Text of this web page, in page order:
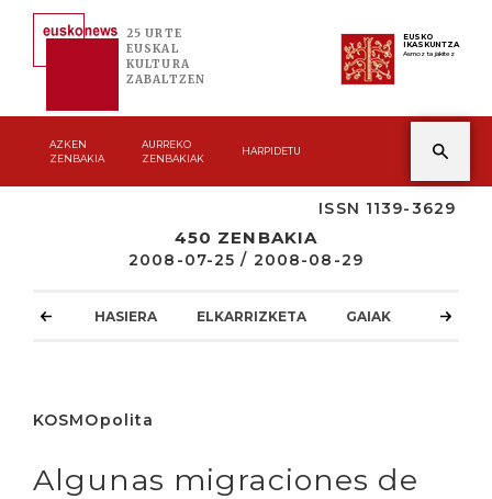
25 URTE
EUSKAL
KULTURA
ZABALTZEN
EUSKO
IKASKUNTZA
Asmoz ta jakitez
AZKEN
ZENBAKIA
AURREKO
ZENBAKIAK
HARPIDETU
ISSN 1139-3629
450 ZENBAKIA
2008-07-25 / 2008-08-29
HASIERA ELKARRIZKETA GAIAK
KOSMOpolita
Algunas migraciones de